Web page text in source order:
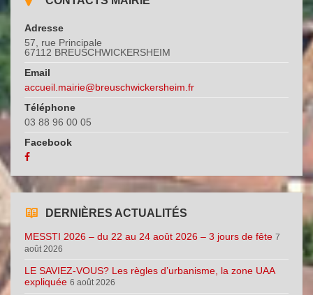
Adresse
57, rue Principale
67112 BREUSCHWICKERSHEIM
Email
accueil.mairie@breuschwickersheim.fr
Téléphone
03 88 96 00 05
Facebook
DERNIÈRES ACTUALITÉS
MESSTI 2026 – du 22 au 24 août 2026 – 3 jours de fête 7
août 2026
LE SAVIEZ-VOUS? Les règles d’urbanisme, la zone UAA
expliquée 6 août 2026